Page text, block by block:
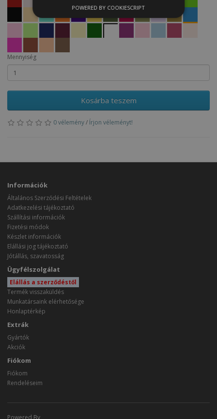
Mennyiség
Kosárba teszem
0 vélemény/ Írjon véleményt!
Információk
Általános Szerződési Feltételek
Adatkezelési tájékoztató
Szállítási információk
Fizetési módok
Készlet információk
Elállási jog tájékoztató
Jótállás, szavatosság
Ügyfélszolgálat
Elállás a szerződéstől
Termék visszaküldés
Munkatársaink elérhetősége
Honlaptérkép
Extrák
Gyártók
Akciók
Fiókom
Fiókom
Rendeléseim
POWERED BY COOKIESCRIPT